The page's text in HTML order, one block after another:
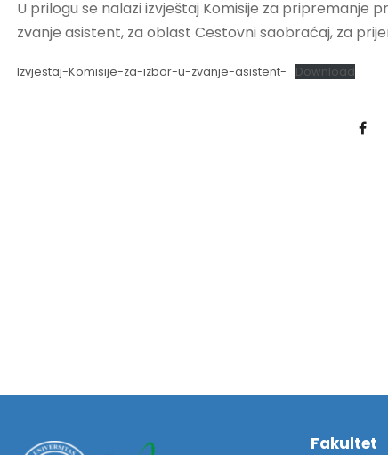
U prilogu se nalazi izvještaj Komisije za pripremanje
zvanje asistent, za oblast Cestovni saobraćaj, za
Izvjestaj-Komisije-za-izbor-u-zvanje-asistent- Download
Fakultet